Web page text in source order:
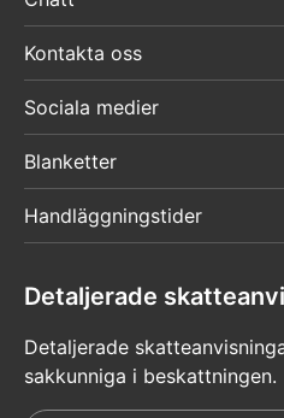
Kontakta oss
Sociala medier
Blanketter
Handläggningstider
Detaljerade
Detaljerade
sakkunniga i beskattningen.